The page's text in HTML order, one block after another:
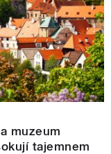
muzeum
tajemnem